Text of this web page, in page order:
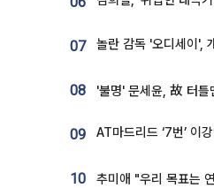
07
08
09
10